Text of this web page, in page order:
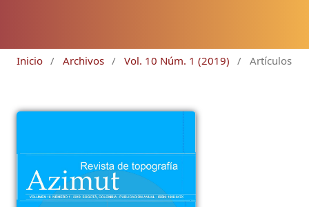
Inicio / Archivos / Vol. 10 Núm. 1 (2019) / Artículos